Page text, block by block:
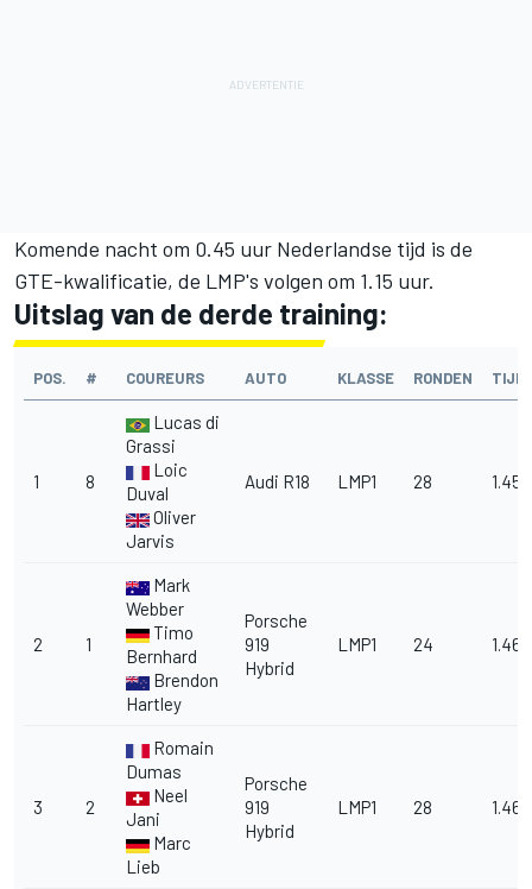
Komende nacht om 0.45 uur Nederlandse tijd is de
GTE-kwalificatie, de LMP's volgen om 1.15 uur.
Uitslag van de derde training:
POS. # COUREURS AUTO KLASSE RONDEN TIJD
1 8
Lucas di
Grassi
Loic
Duval
Oliver
Jarvis
Audi R18 LMP1 28
2 1
Mark
Webber
Timo
Bernhard
Brendon
Hartley
Porsche
919
Hybrid
LMP1 24
3 2
Romain
Dumas
Neel
Jani
Marc
Lieb
Porsche
919
Hybrid
LMP1 28